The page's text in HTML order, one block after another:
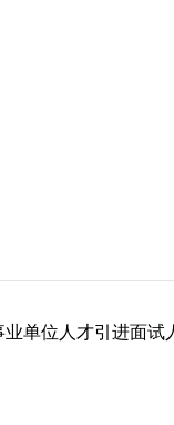
单位人才引进面试